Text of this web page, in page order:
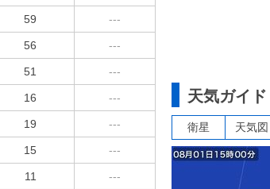
59 ---
56 ---
51 ---
16 ---
19 ---
15 ---
11 ---
天気ガイド
衛星 天気図